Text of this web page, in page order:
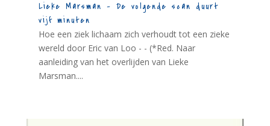
Lieke Marsman – De volgende scan duurt
vijf minuten
Hoe een ziek lichaam zich verhoudt tot een zieke
wereld door Eric van Loo - - (*Red. Naar
aanleiding van het overlijden van Lieke
Marsman....